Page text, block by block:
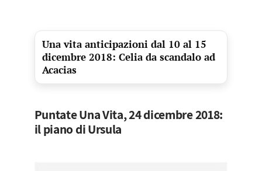
Una vita anticipazioni dal 10 al 15
dicembre 2018: Celia da scandalo ad
Acacias
Puntate Una Vita, 24 dicembre 2018:
il piano di Ursula